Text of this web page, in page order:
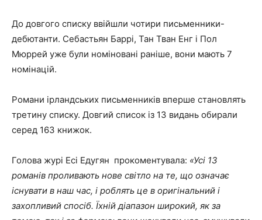
До довгого списку ввійшли чотири письменники-
дебютанти. Себастьян Баррі, Тан Тван Енг і Пол
Мюррей уже були номіновані раніше, вони мають 7
номінацій.
Романи ірландських письменників вперше становлять
третину списку. Довгий список із 13 видань обирали
серед 163 книжок.
Голова журі Есі Едугян прокоментувала: «Усі 13
романів проливають нове світло на те, що означає
існувати в наш час, і роблять це в оригінальний і
захопливий спосіб. Їхній діапазон широкий, як за